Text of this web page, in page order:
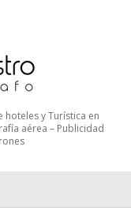
y Turística en
aérea – Publicidad